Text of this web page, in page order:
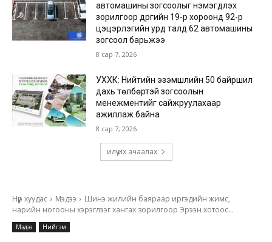
автомашины зогсоолыг нэмэгдүүлэх
зорилгоор дүүргийн 19-р хороонд 92-р
цэцэрлэгийн урд талд 62 автомашины
зогсоол барьжээ
8 сар 7, 2026
УХХК: Нийтийн эзэмшлийн 50 байршил
дахь төлбөртэй зогсоолын
менежментийг сайжруулахаар
ажиллаж байна
8 сар 7, 2026
илүү их ачаалах